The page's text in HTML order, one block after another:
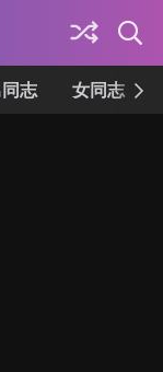
志 女同志